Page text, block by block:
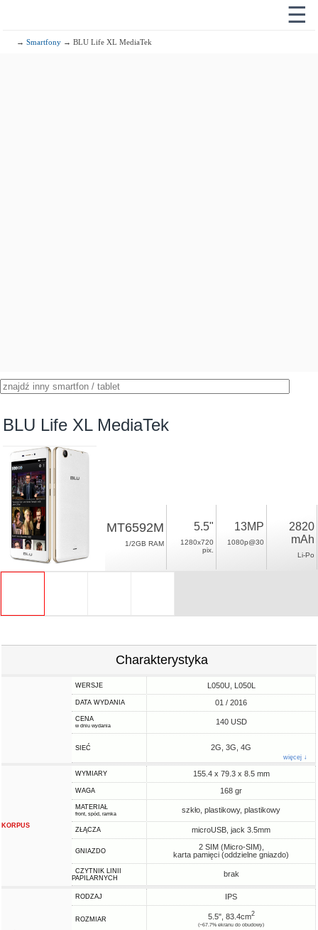
☰
→Smartfony → BLU Life XL MediaTek
BLU Life XL MediaTek
MT6592M
1/2GB RAM
5.5"
1280x720
pix.
13MP
1080p@30
2820
mAh
Li-Po
Charakterystyka
WERSJE L050U, L050L
DATA WYDANIA 01 / 2016
CENA
w dniu wydania 140 USD
SIEĆ 2G, 3G, 4G
więcej ↓
KORPUS
WYMIARY 155.4 x 79.3 x 8.5 mm
WAGA 168 gr
MATERIAŁ
front, spód, ramka szkło, plastikowy, plastikowy
ZŁĄCZA microUSB, jack 3.5mm
GNIAZDO
2 SIM (Micro-SIM),
karta pamięci (oddzielne gniazdo)
CZYTNIK LINII
PAPILARNYCH
brak
RODZAJ IPS
ROZMIAR 5.5", 83.4cm2
(~67.7% ekranu do obudowy)